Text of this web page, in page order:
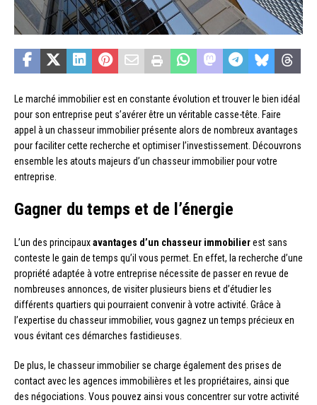
Le marché immobilier est en constante évolution et trouver le bien idéal
pour son entreprise peut s’avérer être un véritable casse-tête. Faire
appel à un chasseur immobilier présente alors de nombreux avantages
pour faciliter cette recherche et optimiser l’investissement. Découvrons
ensemble les atouts majeurs d’un chasseur immobilier pour votre
entreprise.
Gagner du temps et de l’énergie
L’un des principauxavantages d’un chasseur immobilierest sans
conteste le gain de temps qu’il vous permet. En effet, la recherche d’une
propriété adaptée à votre entreprise nécessite de passer en revue de
nombreuses annonces, de visiter plusieurs biens et d’étudier les
différents quartiers qui pourraient convenir à votre activité. Grâce à
l’expertise du chasseur immobilier, vous gagnez un temps précieux en
vous évitant ces démarches fastidieuses.
De plus, le chasseur immobilier se charge également des prises de
contact avec les agences immobilières et les propriétaires, ainsi que
des négociations. Vous pouvez ainsi vous concentrer sur votre activité